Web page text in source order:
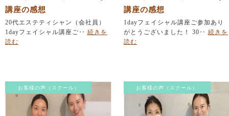
講座の感想
20代エステティシャン（会社員）
1dayフェイシャル講座ご‥ 続きを
読む
講座の感想
1dayフェイシャル講座ご参加あり
がとうございました！ 30‥ 続きを
読む
お客様の声（スクール） お客様の声（スクール）